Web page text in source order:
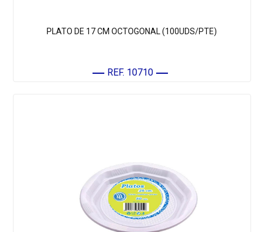
PLATO DE 17 CM OCTOGONAL (100UDS/PTE)
REF. 10710